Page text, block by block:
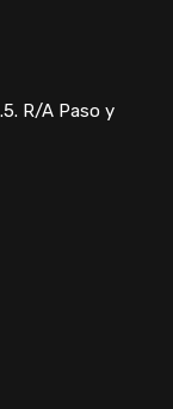
R/A Paso y